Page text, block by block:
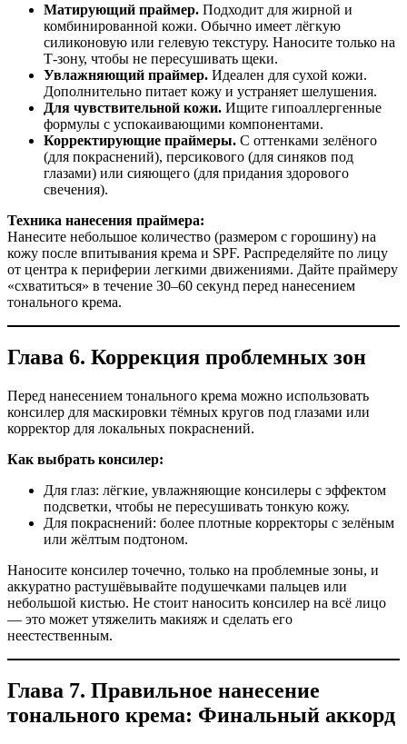
Матирующий праймер. Подходит для жирной и
комбинированной кожи. Обычно имеет лёгкую
силиконовую или гелевую текстуру. Наносите только на
Т-зону, чтобы не пересушивать щеки.
Увлажняющий праймер. Идеален для сухой кожи.
Дополнительно питает кожу и устраняет шелушения.
Для чувствительной кожи. Ищите гипоаллергенные
формулы с успокаивающими компонентами.
Корректирующие праймеры. С оттенками зелёного
(для покраснений), персикового (для синяков под
глазами) или сияющего (для придания здорового
свечения).
Техника нанесения праймера:
Нанесите небольшое количество (размером с горошину) на
кожу после впитывания крема и SPF. Распределяйте по лицу
от центра к периферии легкими движениями. Дайте праймеру
«схватиться» в течение 30–60 секунд перед нанесением
тонального крема.
Глава 6. Коррекция проблемных зон
Перед нанесением тонального крема можно использовать
консилер для маскировки тёмных кругов под глазами или
корректор для локальных покраснений.
Как выбрать консилер:
Для глаз: лёгкие, увлажняющие консилеры с эффектом
подсветки, чтобы не пересушивать тонкую кожу.
Для покраснений: более плотные корректоры с зелёным
или жёлтым подтоном.
Наносите консилер точечно, только на проблемные зоны, и
аккуратно растушёвывайте подушечками пальцев или
небольшой кистью. Не стоит наносить консилер на всё лицо
— это может утяжелить макияж и сделать его
неестественным.
Глава 7. Правильное нанесение
тонального крема: Финальный аккорд